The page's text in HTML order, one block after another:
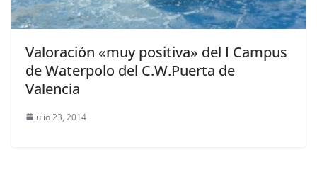
Valoración «muy positiva» del I Campus
de Waterpolo del C.W.Puerta de
Valencia
julio 23, 2014